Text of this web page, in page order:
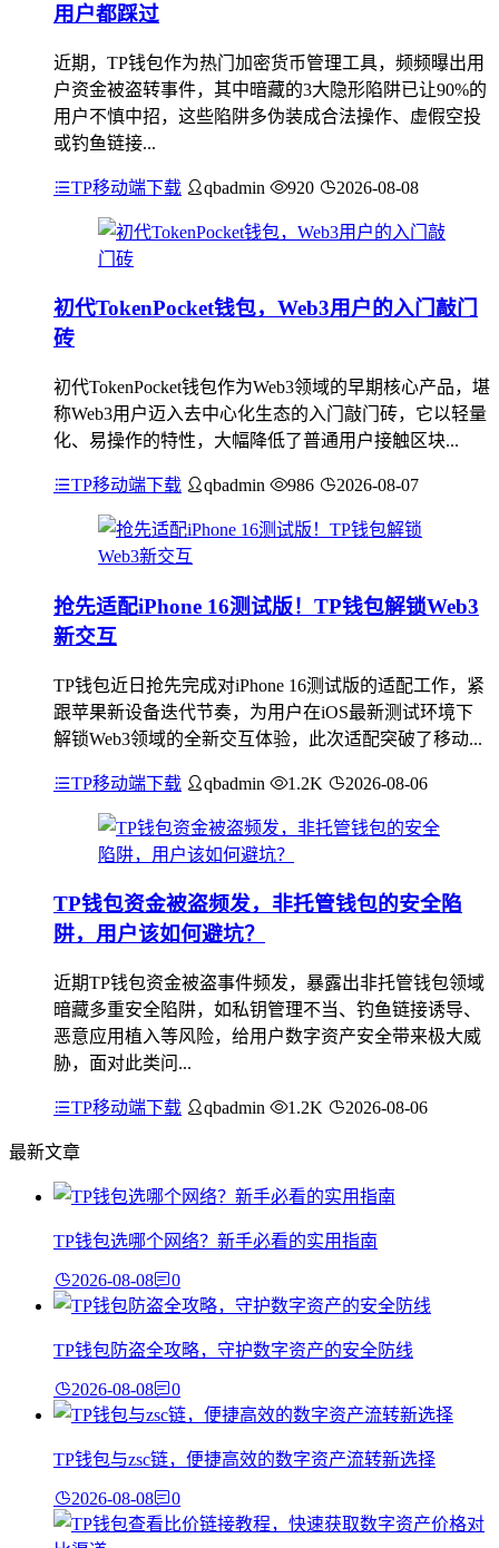
用户都踩过
近期，TP钱包作为热门加密货币管理工具，频频曝出用
户资金被盗转事件，其中暗藏的3大隐形陷阱已让90%的
用户不慎中招，这些陷阱多伪装成合法操作、虚假空投
或钓鱼链接...
TP移动端下载 qbadmin 920 2026-08-08
初代TokenPocket钱包，Web3用户的入门敲门
砖
初代TokenPocket钱包作为Web3领域的早期核心产品，堪
称Web3用户迈入去中心化生态的入门敲门砖，它以轻量
化、易操作的特性，大幅降低了普通用户接触区块...
TP移动端下载 qbadmin 986 2026-08-07
抢先适配iPhone 16测试版！TP钱包解锁Web3
新交互
TP钱包近日抢先完成对iPhone 16测试版的适配工作，紧
跟苹果新设备迭代节奏，为用户在iOS最新测试环境下
解锁Web3领域的全新交互体验，此次适配突破了移动...
TP移动端下载 qbadmin 1.2K 2026-08-06
TP钱包资金被盗频发，非托管钱包的安全陷
阱，用户该如何避坑？
近期TP钱包资金被盗事件频发，暴露出非托管钱包领域
暗藏多重安全陷阱，如私钥管理不当、钓鱼链接诱导、
恶意应用植入等风险，给用户数字资产安全带来极大威
胁，面对此类问...
TP移动端下载 qbadmin 1.2K 2026-08-06
最新文章
TP钱包选哪个网络？新手必看的实用指南
2026-08-08 0
TP钱包防盗全攻略，守护数字资产的安全防线
2026-08-08 0
TP钱包与zsc链，便捷高效的数字资产流转新选择
2026-08-08 0